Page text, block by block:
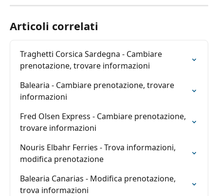
Articoli correlati
Traghetti Corsica Sardegna - Cambiare
prenotazione, trovare informazioni
Balearia - Cambiare prenotazione, trovare
informazioni
Fred Olsen Express - Cambiare prenotazione,
trovare informazioni
Nouris Elbahr Ferries - Trova informazioni,
modifica prenotazione
Balearia Canarias - Modifica prenotazione,
trova informazioni